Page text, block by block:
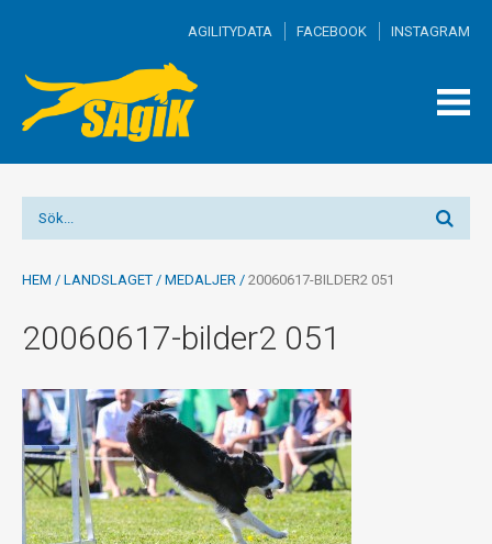
AGILITYDATA FACEBOOK INSTAGRAM
HEM / LANDSLAGET / MEDALJER / 20060617-BILDER2 051
20060617-bilder2 051